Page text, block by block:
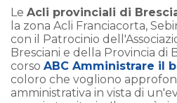
Le Acli provinciali di
la zona Acli Franciacorta,
con il Patrocinio
Bresciani e della Provincia di
corso ABC Amministrare il
coloro che vogliono
amministrativa in vista di